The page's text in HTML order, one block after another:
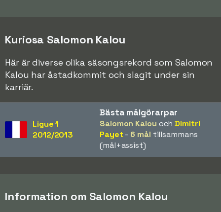
Kuriosa Salomon Kalou
Här är diverse olika säsongsrekord som Salomon
Kalou har åstadkommit och slagit under sin
karriär.
Ligue 1
2012/2013
Bästa målgörarpar
Salomon Kalou ochDimitri
Payet - 6 mål tillsammans
(mål+assist)
Information om Salomon Kalou